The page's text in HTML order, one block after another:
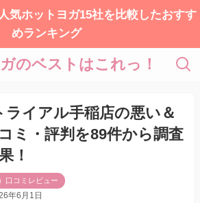
気ホットヨガ15社を比較したおすす
めランキング
のベストはこれっ！
ライアル手稲店の悪い＆
ミ・評判を89件から調査
！
口コミレビュー
年6月1日